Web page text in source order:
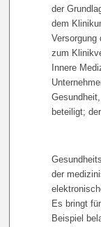
der
dem
zum
Innere
beteiligt;
der
Es bringt
Beispiel